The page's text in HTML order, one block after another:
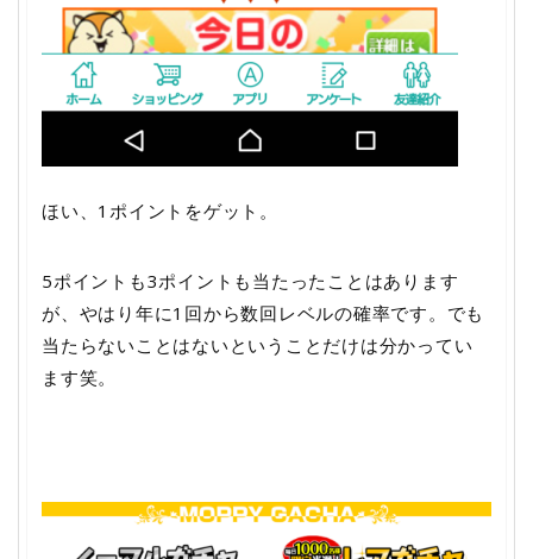
ほい、1ポイントをゲット。
5ポイントも3ポイントも当たったことはあります
が、やはり年に1回から数回レベルの確率です。でも
当たらないことはないということだけは分かってい
ます笑。